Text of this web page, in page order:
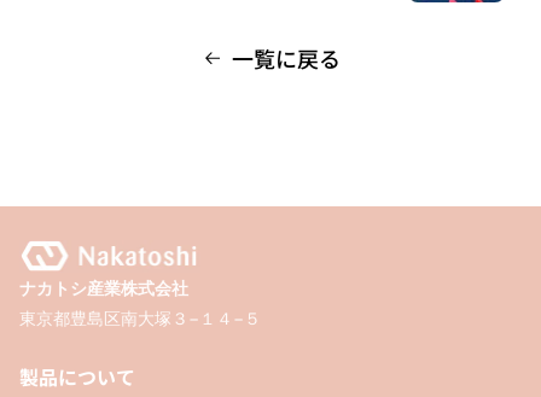
一覧に戻る
ナカトシ産業株式会社
東京都豊島区南大塚３−１４−５
製品について